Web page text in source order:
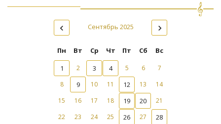
Сентябрь 2025
Пн Вт Ср Чт Пт Сб
Вс
1
2 3 4 5 6
7
8
9 10 11 12 13
14
15
16 17 18 19 20
21
22
23 24 25 26 27 28